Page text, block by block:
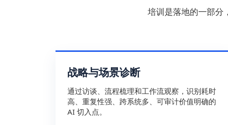
培训是落地的一部分
战略与场景诊断
通过访谈、流程梳理和工作流观察，识别耗时
高、重复性强、跨系统多、可审计价值明确的
AI 切入点。